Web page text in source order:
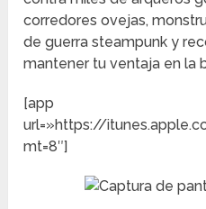
corredores ovejas,
de guerra steampunk y
mantener tu ventaja en la
[app
url=»https://
mt=8″]